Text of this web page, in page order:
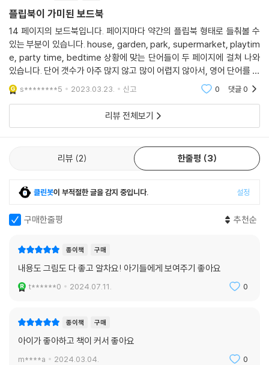
플립북이 가미된 보드북
14 페이지의 보드북입니다. 페이지마다 약간의 플립북 형태로 들춰볼 수
있는 부분이 있습니다. house, garden, park, supermarket, playtim
e, party time, bedtime 상황에 맞는 단어들이 두 페이지에 걸쳐 나와
있습니다. 단어 갯수가 아주 많지 않고 많이 어렵지 않아서, 영어 단어를 익
히기 시작하는 초기에 흥미를 돋우기에 적절한 책으로 보여집니다. 플립북
형식이 가미되어서
s********5 2023.03.23. 신고 0 댓글0
리뷰 전체보기
리뷰 2 한줄평 3
클린봇이 부적절한 글을 감지 중입니다. 설정
구매한줄평 추천순
종이책 구매
내용도 그림도 다 좋고 알차요! 아기들에게 보여주기 좋아요
t******0 2024.07.11. 0
종이책 구매
아이가 좋아하고 책이 커서 좋아요
m****a 2024.03.04. 0